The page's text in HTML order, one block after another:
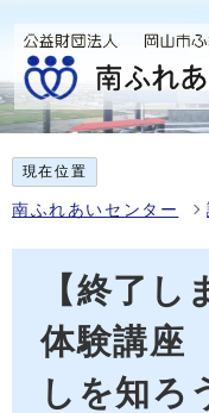
現在位置
南ふれあいセンター
【終了
体験講座
しを知ろ